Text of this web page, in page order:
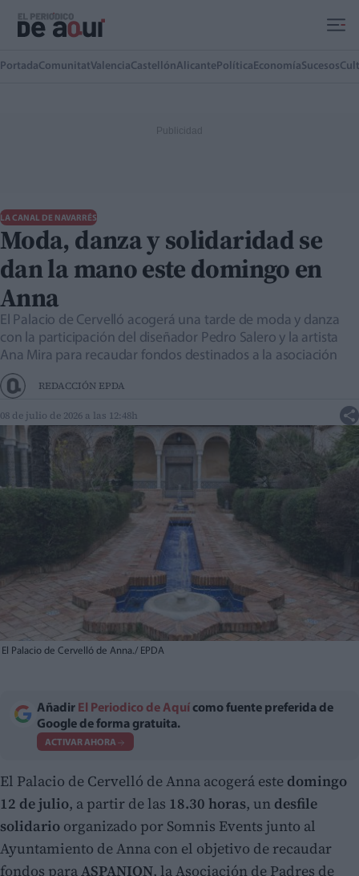
PortadaComunitatValenciaCastellónAlicante Política EconomíaSucesos
LA CANAL DE NAVARRÉS
Moda, danza y solidaridad se
dan la mano este domingo en
Anna
El Palacio de Cervelló acogerá una tarde de moda y danza
con la participación del diseñador Pedro Salero y la artista
Ana Mira para recaudar fondos destinados a la asociación
REDACCIÓN EPDA
08 de julio de 2026 a las 12:48h
El Palacio de Cervelló de Anna./ EPDA
Añadir El Periodico de Aquí como fuente preferida de
Google de forma gratuita.
ACTIVAR AHORA
El Palacio de Cervelló de Anna acogerá este domingo
12 de julio, a partir de las 18.30 horas, un desfile
solidario organizado por Somnis Events junto al
Ayuntamiento de Anna con el objetivo de recaudar
fondos paraASPANION, la Asociación de Padres de